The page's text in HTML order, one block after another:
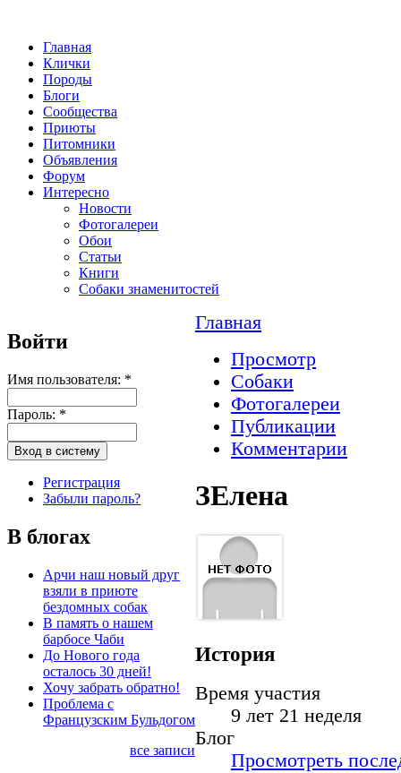
Главная
Клички
Породы
Блоги
Сообщества
Приюты
Питомники
Объявления
Форум
Интересно
Новости
Фотогалереи
Обои
Статьи
Книги
Собаки знаменитостей
Войти
Имя пользователя: *
Пароль: *
Регистрация
Забыли пароль?
В блогах
Арчи наш новый друг
взяли в приюте
бездомных собак
В память о нашем
барбосе Чаби
До Нового года
осталось 30 дней!
Хочу забрать обратно!
Проблема с
Французским Бульдогом
все записи
Главная
Просмотр
Собаки
Фотогалереи
Публикации
Комментарии
ЗЕлена
История
Время участия
9 лет 21 неделя
Блог
Просмотреть